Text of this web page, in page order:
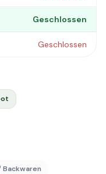
Geschlossen
Geschlossen
Backwaren